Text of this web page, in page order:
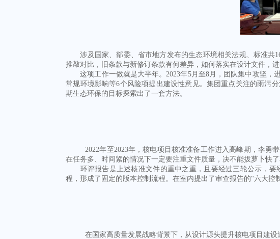
涉及国家、部委、省市地方发布的生态环境相关法规、标准共
推敲对比，旧条款与新修订条款有何差异，如何落实在设计文件，
这项工作一做就是大半年。2023年5月至8月，团队集中攻坚，
常规环境影响等6个风险项提出建设性意见。集团重点关注的雨污
期生态环保的目标探索出了一套方法。
2022年至2023年，核电项目核准准备工作进入高峰期，李勇
在任务多、时间紧的情况下一定要注重文件质量，决不能拔萝卜快了
环评报告是上述核准文件的重中之重，且要经过三轮公示，要
程，形成了固定的版本控制流程。在室内提出了审查报告的“六大
在国家高质量发展战略背景下，从设计源头提升核电项目建设